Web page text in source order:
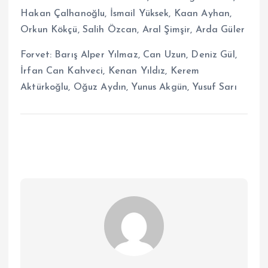
Hakan Çalhanoğlu, İsmail Yüksek, Kaan Ayhan,
Orkun Kökçü, Salih Özcan, Aral Şimşir, Arda Güler
Forvet: Barış Alper Yılmaz, Can Uzun, Deniz Gül,
İrfan Can Kahveci, Kenan Yıldız, Kerem
Aktürkoğlu, Oğuz Aydın, Yunus Akgün, Yusuf Sarı